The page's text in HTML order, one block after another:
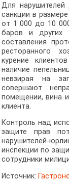
Для нарушителей
санкции в
от 1 000 до 10
баров и других
составления
ресторанного
курение
наличие
невзирая на
совершают
помещении, вина
клиента.
Контроль над
защите прав
нарушителей-
инспекции по
сотрудники
Источник: